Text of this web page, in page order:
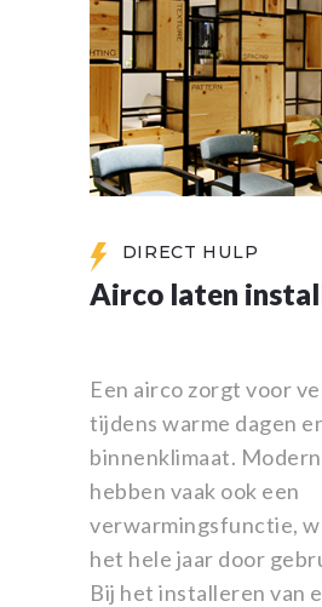
DIRECT HULP
Airco laten
Een airco zorgt voor
tijdens warme dagen
binnenklimaat.
hebben vaak ook een
verwarmingsfunctie,
het hele jaar door
Bij het installeren van